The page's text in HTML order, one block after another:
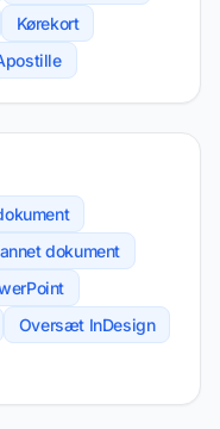
Kørekort
dokument
Oversæt InDesign